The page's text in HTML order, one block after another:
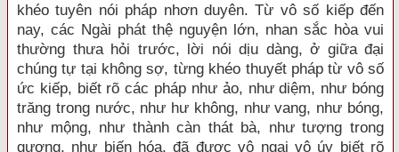
khéo tuyên nói pháp nhơn duyên. Từ vô số kiếp đến
nay, các Ngài phát thệ nguyện lớn, nhan sắc hòa vui
thường thưa hỏi trước, lời nói dịu dàng, ở giữa đại
chúng tự tại không sợ, từng khéo thuyết pháp từ vô số
ức kiếp, biết rõ các pháp như ảo, như diệm, như bóng
trăng trong nước, như hư không, như vang, như bóng,
như mộng, như thành càn thát bà, như tượng trong
gương, như biến hóa, đã được vô ngại vô úy biết rõ